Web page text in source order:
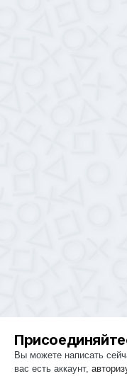
Вы можете написать
вас есть аккаунт,